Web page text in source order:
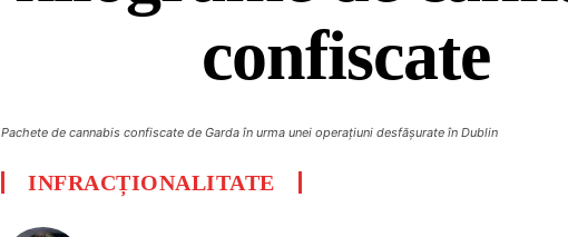
confiscate
Pachete de cannabis confiscate de Garda în urma unei operațiuni desfășurate în Dublin
INFRACȚIONALITATE